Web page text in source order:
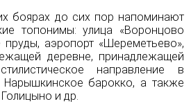
боярах до сих пор напоминают
топонимы: улица «Воронцово
пруды, аэропорт «Шереметьево»,
деревне, принадлежащей
направление в
Нарышкинское барокко, а также
и др.